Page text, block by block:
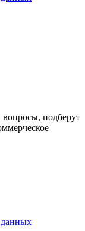
подберут
данных